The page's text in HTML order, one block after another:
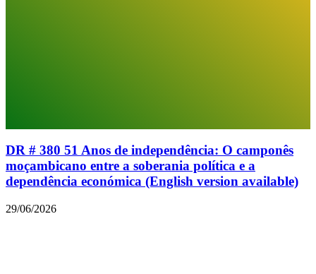
DR # 380 51 Anos de independência: O camponês
moçambicano entre a soberania política e a
dependência económica (English version available)
29/06/2026